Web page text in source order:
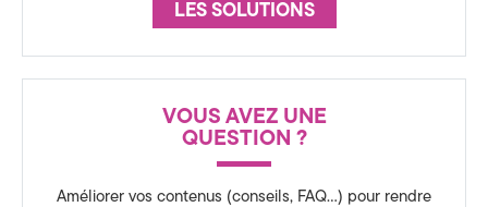
c
LES SOLUTIONS
VOUS AVEZ UNE
QUESTION ?
Améliorer vos contenus (conseils, FAQ…) pour rendre